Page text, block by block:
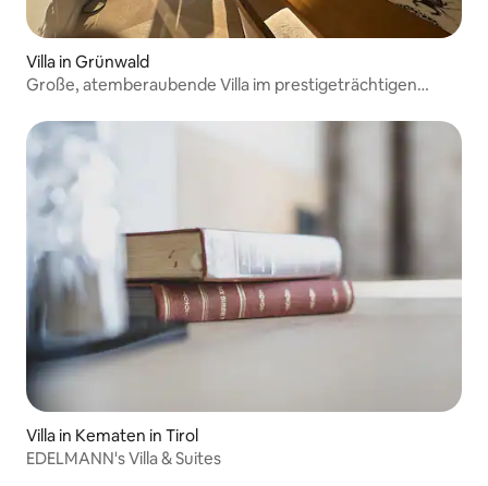
Villa in Grünwald
Große, atemberaubende Villa im prestigeträchtigen
Villa in Kematen in Tirol
EDELMANN's Villa & Suites